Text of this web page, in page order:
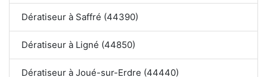
Dératiseur à Saffré (44390)
Dératiseur à Ligné (44850)
Dératiseur à Joué-sur-Erdre (44440)